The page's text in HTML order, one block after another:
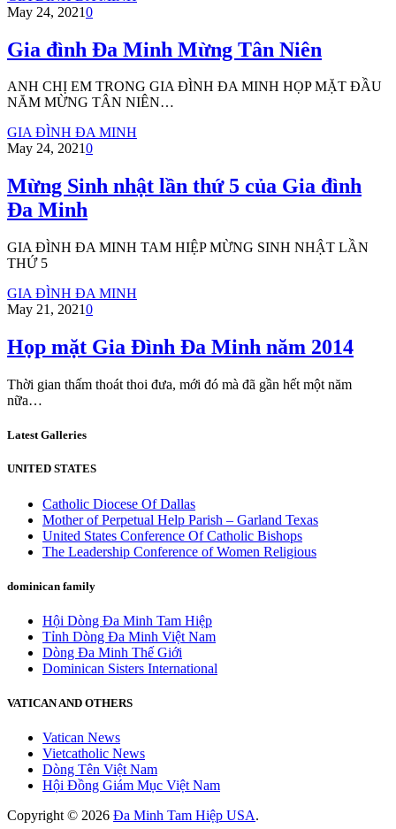
May 24, 20210
Gia đình Đa Minh Mừng Tân Niên
ANH CHỊ EM TRONG GIA ĐÌNH ĐA MINH HỌP MẶT ĐẦU
NĂM MỪNG TÂN NIÊN…
GIA ĐÌNH ĐA MINH
May 24, 20210
Mừng Sinh nhật lần thứ 5 của Gia đình
Đa Minh
GIA ĐÌNH ĐA MINH TAM HIỆP MỪNG SINH NHẬT LẦN
THỨ 5
GIA ĐÌNH ĐA MINH
May 21, 20210
Họp mặt Gia Đình Đa Minh năm 2014
Thời gian thấm thoát thoi đưa, mới đó mà đã gần hết một năm
nữa…
Latest Galleries
UNITED STATES
Catholic Diocese Of Dallas
Mother of Perpetual Help Parish – Garland Texas
United States Conference Of Catholic Bishops
The Leadership Conference of Women Religious
dominican family
Hội Dòng Đa Minh Tam Hiệp
Tỉnh Dòng Đa Minh Việt Nam
Dòng Đa Minh Thế Giới
Dominican Sisters International
VATICAN AND OTHERS
Vatican News
Vietcatholic News
Dòng Tên Việt Nam
Hội Đồng Giám Mục Việt Nam
Copyright © 2026 Đa Minh Tam Hiệp USA.